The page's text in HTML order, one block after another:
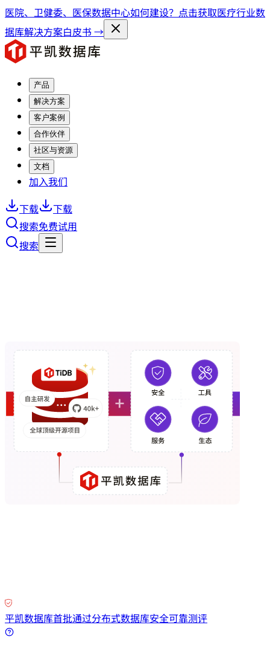
医院、卫健委、医保数据中心如何建设？点击获取医疗行业数
据库解决方案白皮书 →
产品
解决方案
客户案例
合作伙伴
社区与资源
文档
加入我们
下载
下载
搜索免费试用
搜索
平凯数据库首批通过分布式数据库安全可靠测评